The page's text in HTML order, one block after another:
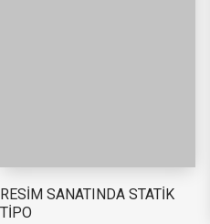
RESİM SANATINDA STATİK
TİPO